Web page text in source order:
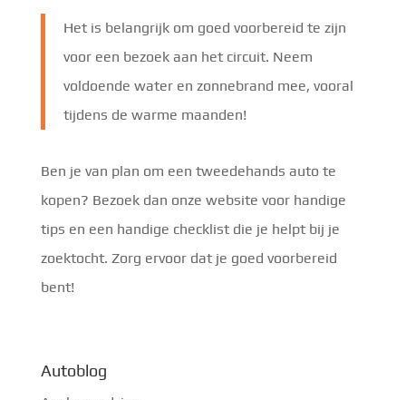
Het is belangrijk om goed voorbereid te zijn
voor een bezoek aan het circuit. Neem
voldoende water en zonnebrand mee, vooral
tijdens de warme maanden!
Ben je van plan om een tweedehands auto te
kopen? Bezoek dan onze website voor handige
tips en een handige checklist die je helpt bij je
zoektocht. Zorg ervoor dat je goed voorbereid
bent!
Autoblog